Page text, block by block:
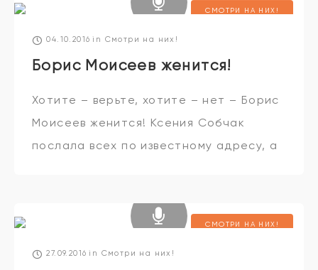
СМОТРИ НА НИХ!
04.10.2016 in Смотри на них!
Борис Моисеев женится!
Хотите – верьте, хотите – нет – Борис
Моисеев женится! Ксения Собчак
послала всех по известному адресу, а
СМОТРИ НА НИХ!
27.09.2016 in Смотри на них!